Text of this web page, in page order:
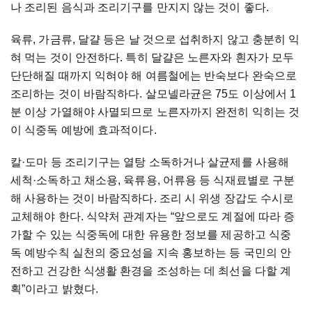
나 조리된 음식과 조리기구를 만지지 않는 것이 좋다.
육류, 가금류, 달걀 등은 날 것으로 섭취하지 않고 충분히 익
혀 먹는 것이 안전하다. 특히 달걀은 노른자와 흰자가 모두
단단해질 때까지 익혀야 해 여름철에는 반숙보다 완숙으로
조리하는 것이 바람직하다. 살모넬라균은 75도 이상에서 1
분 이상 가열해야 사멸되므로 노른자까지 완전히 익히는 것
이 식중독 예방에 효과적이다.
칼·도마 등 조리기구는 열탕 소독하거나 살균제를 사용해
세척·소독하고 채소용, 육류용, 어류용 등 식재료별로 구분
해 사용하는 것이 바람직하다. 조리 시 위생 장갑도 수시로
교체해야 한다. 식약처 관계자는 “앞으로도 계절에 따라 증
가할 수 있는 식중독에 대한 유용한 정보를 제공하고 식중
독 예방수칙 실천의 중요성을 지속 홍보하는 등 국민의 안
전하고 건강한 식생활 환경을 조성하는 데 최선을 다할 계
획”이라고 밝혔다.